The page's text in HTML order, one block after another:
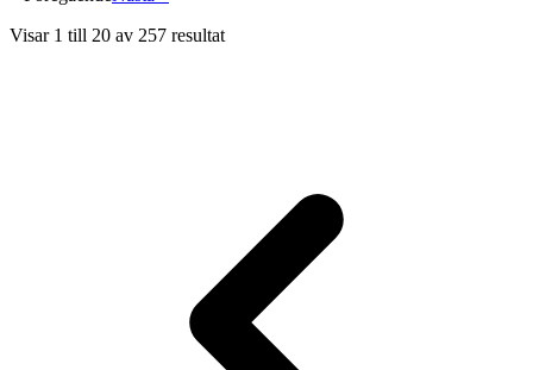
Visar 1 till 20 av 257 resultat